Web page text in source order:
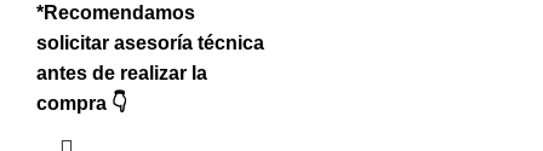
*Recomendamos
solicitar asesoría técnica
antes de realizar la
compra 👇